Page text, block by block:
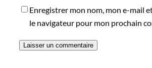
Enregistrer mon nom, mon e-mail
le navigateur pour mon prochain